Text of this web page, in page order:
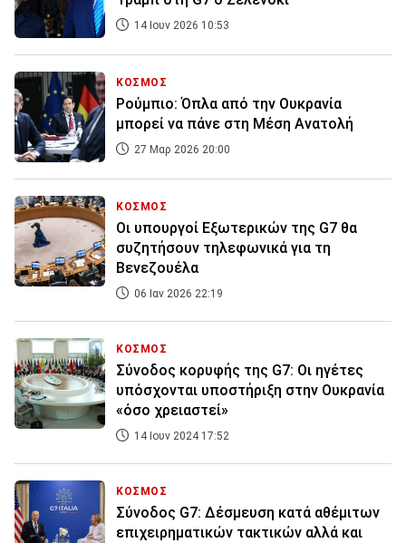
14 Ιουν 2026 10:53
ΚΟΣΜΟΣ
Ρούμπιο: Όπλα από την Ουκρανία
μπορεί να πάνε στη Μέση Ανατολή
27 Μαρ 2026 20:00
ΚΟΣΜΟΣ
Οι υπουργοί Εξωτερικών της G7 θα
συζητήσουν τηλεφωνικά για τη
Βενεζουέλα
06 Ιαν 2026 22:19
ΚΟΣΜΟΣ
Σύνοδος κορυφής της G7: Οι ηγέτες
υπόσχονται υποστήριξη στην Ουκρανία
«όσο χρειαστεί»
14 Ιουν 2024 17:52
ΚΟΣΜΟΣ
Σύνοδος G7: Δέσμευση κατά αθέμιτων
επιχειρηματικών τακτικών αλλά και